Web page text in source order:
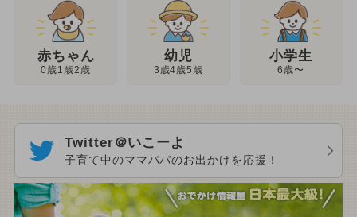
赤ちゃん
0歳1歳2歳
幼児
3歳4歳5歳
小学生
6歳〜
Twitter＠いこーよ
子育て中のママパパのお出かけを応援！